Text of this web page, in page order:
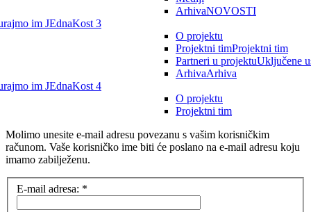
ArhivaNOVOSTI
im JEdnaKost 3
O projektu
Projektni timProjektni tim
Partneri u projektuUključene
ArhivaArhiva
im JEdnaKost 4
O projektu
Projektni tim
Molimo unesite e-mail adresu povezanu s vašim korisničkim
računom. Vaše korisničko ime biti će poslano na e-mail adresu koju
imamo zabilježenu.
E-mail adresa: *